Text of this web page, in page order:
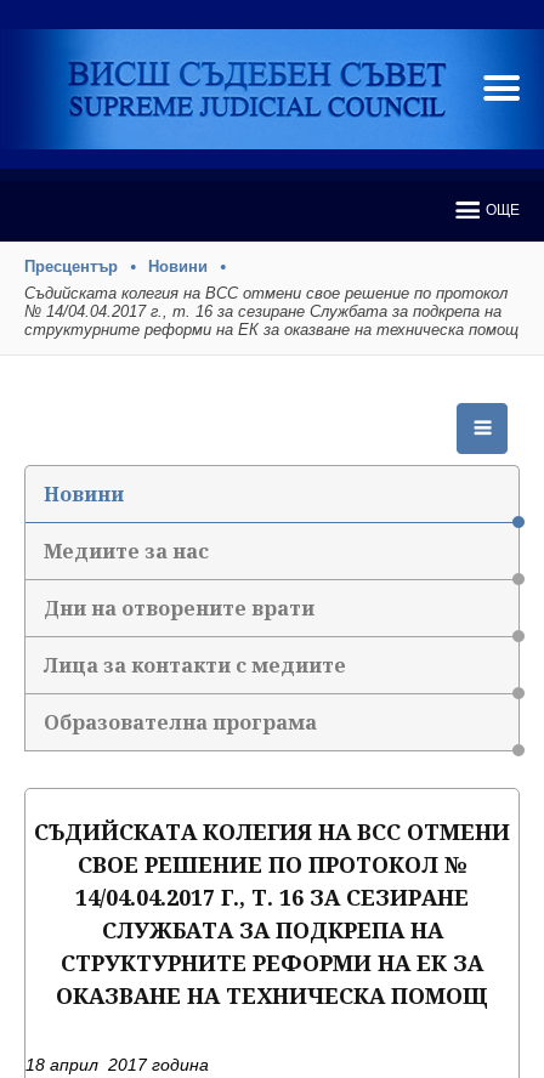
ОЩЕ
Пресцентър
Новини
Съдийската колегия на ВСС отмени свое решение по протокол
№ 14/04.04.2017 г., т. 16 за сезиране Службата за подкрепа на
структурните реформи на ЕК за оказване на техническа помощ
Новини
Медиите за нас
Дни на отворените врати
Лица за контакти с медиите
Образователна програма
СЪДИЙСКАТА КОЛЕГИЯ НА ВСС ОТМЕНИ
СВОЕ РЕШЕНИЕ ПО ПРОТОКОЛ №
14/04.04.2017 Г., Т. 16 ЗА СЕЗИРАНЕ
СЛУЖБАТА ЗА ПОДКРЕПА НА
СТРУКТУРНИТЕ РЕФОРМИ НА ЕК ЗА
ОКАЗВАНЕ НА ТЕХНИЧЕСКА ПОМОЩ
18 април 2017година